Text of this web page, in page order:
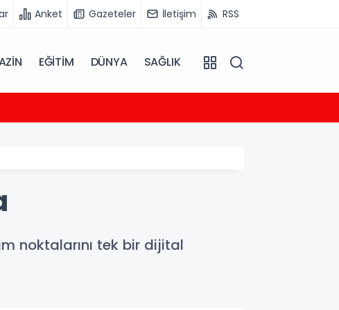
Anket Gazeteler İletişim RSS
EĞİTİM DÜNYA SAĞLIK
noktalarını tek bir dijital